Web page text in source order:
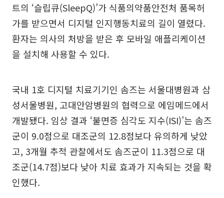
트의 ‘슬립큐(SleepQ)’가 식품의약품안전처 품목허
가를 받으면서 디지털 인지행동치료의 길이 열렸다.
환자는 의사의 처방을 받은 후 모바일 애플리케이션
을 설치해 사용할 수 있다.
국내 1호 디지털 치료기기인 솜즈는 서울대병원과 삼
성서울병원, 고대안암병원의 협력으로 에임메드에서
개발됐다. 임상 결과 ‘불면증 심각도 지수(ISI)’는 솜즈
군이 9.0점으로 대조군의 12.8점보다 유의하게 낮았
고, 3개월 추적 관찰에서도 솜즈군이 11.3점으로 대
조군(14.7점)보다 낮아 치료 효과가 지속되는 것을 확
인했다.